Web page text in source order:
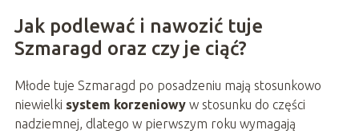
Jak podlewać i nawozić tuje
Szmaragd oraz czy je ciąć?
Młode tuje Szmaragd po posadzeniu mają stosunkowo
niewielki system korzeniowyw stosunku do części
nadziemnej, dlatego w pierwszym roku wymagają